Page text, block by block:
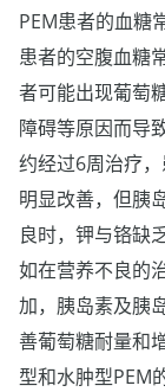
PEM患者的血糖
患者的空腹血糖
者可能出现葡萄
障碍等原因而导
约经过6周治疗
明显改善，但胰
良时，钾与铬缺
如在营养不良的
加，胰岛素及胰
善葡萄糖耐量和
型和水肿型PEM